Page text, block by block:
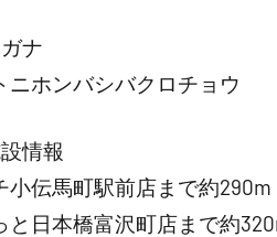
ナ
ニホンバシバクロチョウ
情報
小伝馬町駅前店まで約290m
と日本橋富沢町店まで約